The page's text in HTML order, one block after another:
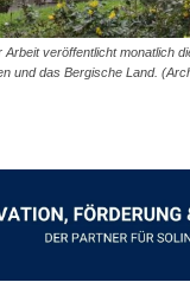
Arbeit veröffentlicht monatlich
und das Bergische Land.